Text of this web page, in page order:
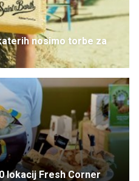
nosimo torbe za
lokacij Fresh Corner